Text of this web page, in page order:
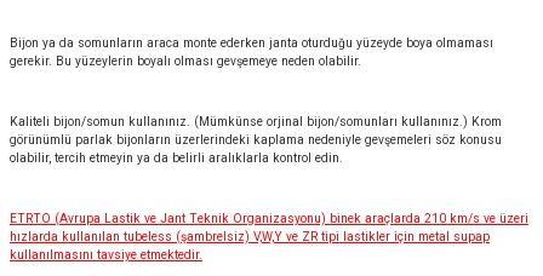
Bijon ya da somunların araca monte ederken janta oturduğu yüzeyde boya olmaması
gerekir. Bu yüzeylerin boyalı olması gevşemeye neden olabilir.
Kaliteli bijon/somun kullanınız. (Mümkünse orjinal bijon/somunları kullanınız.) Krom
görünümlü parlak bijonların üzerlerindeki kaplama nedeniyle gevşemeleri söz konusu
olabilir, tercih etmeyin ya da belirli aralıklarla kontrol edin.
ETRTO (Avrupa Lastik ve Jant Teknik Organizasyonu) binek araçlarda 210 km/s ve üzeri
hızlarda kullanılan tubeless (şambrelsiz) V,W,Y ve ZR tipi lastikler için metal supap
kullanılmasını tavsiye etmektedir.